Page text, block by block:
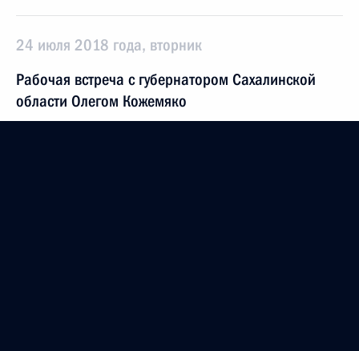
24 июля 2018 года, вторник
Рабочая встреча с губернатором Сахалинской
области Олегом Кожемяко